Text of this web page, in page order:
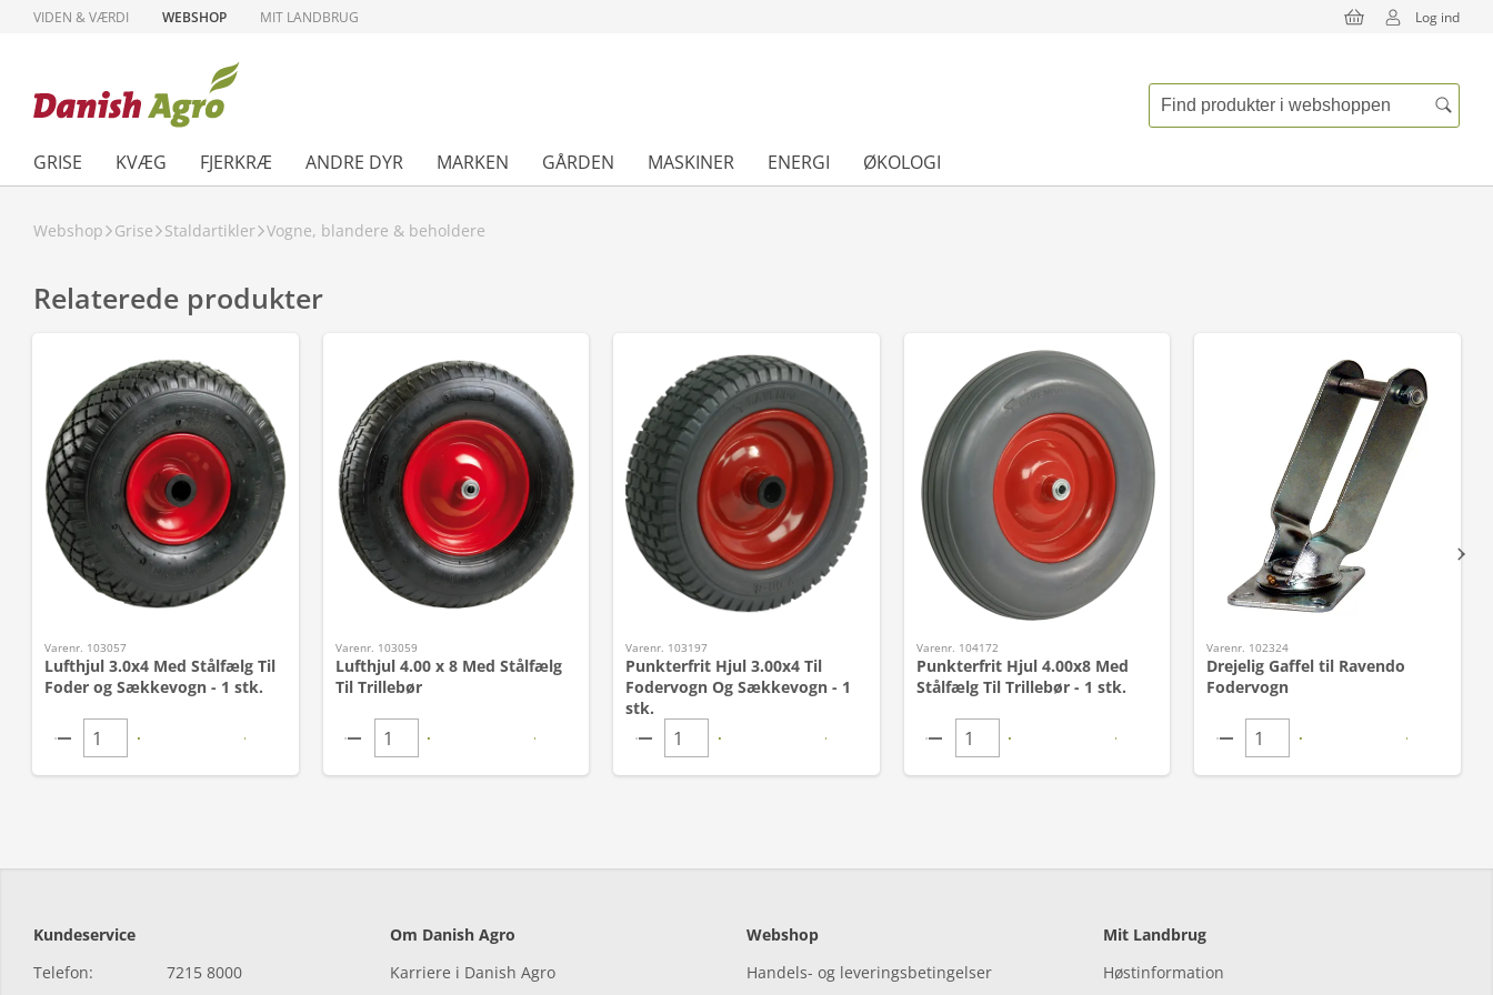
VIDEN & VÆRDI WEBSHOP MIT LANDBRUG Log ind
GRISE KVÆG FJERKRÆ ANDRE DYR MARKEN GÅRDEN MASKINER ENERGI ØKOLOGI
Webshop Grise Staldartikler Vogne, blandere & beholdere
Relaterede produkter
Varenr. 103057
Lufthjul 3.0x4 Med Stålfælg Til
Foder og Sækkevogn - 1 stk.
Varenr. 103059
Lufthjul 4.00 x 8 Med Stålfælg
Til Trillebør
Varenr. 103197
Punkterfrit Hjul 3.00x4 Til
Fodervogn Og Sækkevogn - 1
stk.
Varenr. 104172
Punkterfrit Hjul 4.00x8 Med
Stålfælg Til Trillebør - 1 stk.
Varenr. 102324
Drejelig Gaffel til Ravendo
Fodervogn
Kundeservice
Telefon:
7215 8000
Om Danish Agro
Karriere i Danish Agro
Webshop
Handels- og leveringsbetingelser
Mit Landbrug
Høstinformation